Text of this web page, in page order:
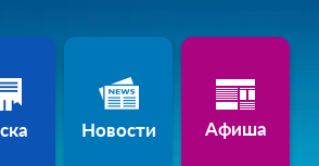
Новости Афиша